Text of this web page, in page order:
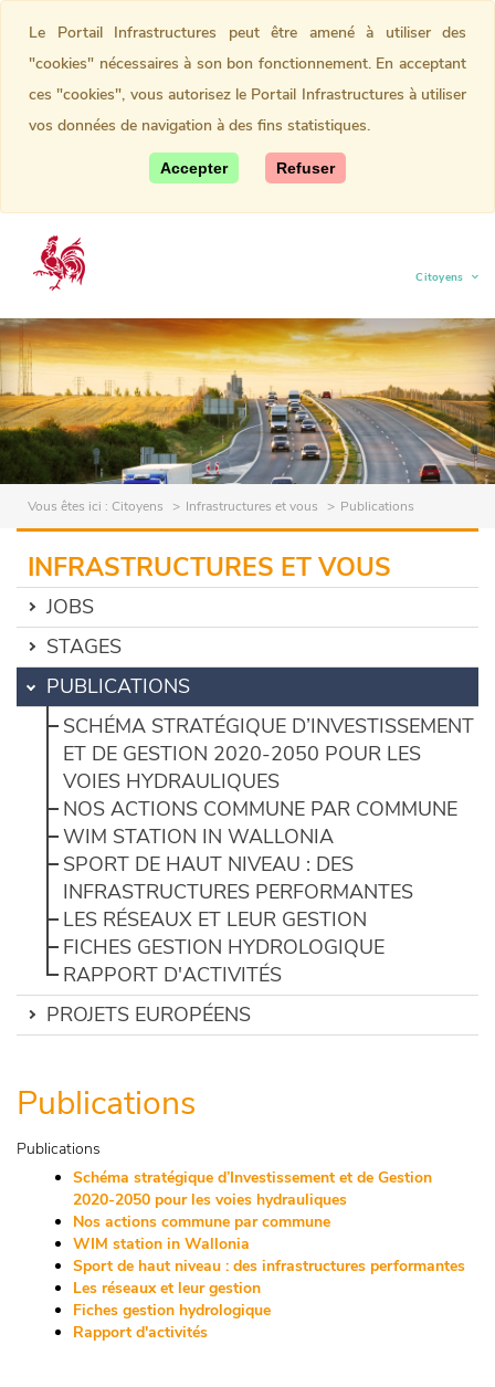
Citoyens
(current)
Vous êtes ici : Citoyens Infrastructures et vous Publications
INFRASTRUCTURES ET VOUS
JOBS
STAGES
PUBLICATIONS
SCHÉMA STRATÉGIQUE D’INVESTISSEMENT
ET DE GESTION 2020-2050 POUR LES
VOIES HYDRAULIQUES
NOS ACTIONS COMMUNE PAR COMMUNE
WIM STATION IN WALLONIA
SPORT DE HAUT NIVEAU : DES
INFRASTRUCTURES PERFORMANTES
LES RÉSEAUX ET LEUR GESTION
FICHES GESTION HYDROLOGIQUE
RAPPORT D'ACTIVITÉS
PROJETS EUROPÉENS
Publications
Publications
Schéma stratégique d’Investissement et de Gestion
2020-2050 pour les voies hydrauliques
Nos actions commune par commune
WIM station in Wallonia
Sport de haut niveau : des infrastructures performantes
Les réseaux et leur gestion
Fiches gestion hydrologique
Rapport d'activités
Le Portail Infrastructures peut être amené à utiliser des
"cookies" nécessaires à son bon fonctionnement. En acceptant
ces "cookies", vous autorisez le Portail Infrastructures à utiliser
vos données de navigation à des fins statistiques.
Accepter Refuser